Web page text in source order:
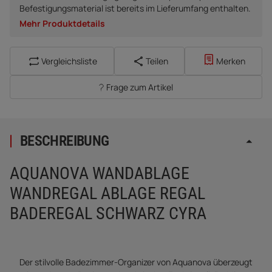
Befestigungsmaterial ist bereits im Lieferumfang enthalten.
Mehr Produktdetails
Vergleichsliste Teilen Merken
Frage zum Artikel
BESCHREIBUNG
AQUANOVA WANDABLAGE
WANDREGAL ABLAGE REGAL
BADEREGAL SCHWARZ CYRA
Der stilvolle Badezimmer-Organizer von Aquanova überzeugt